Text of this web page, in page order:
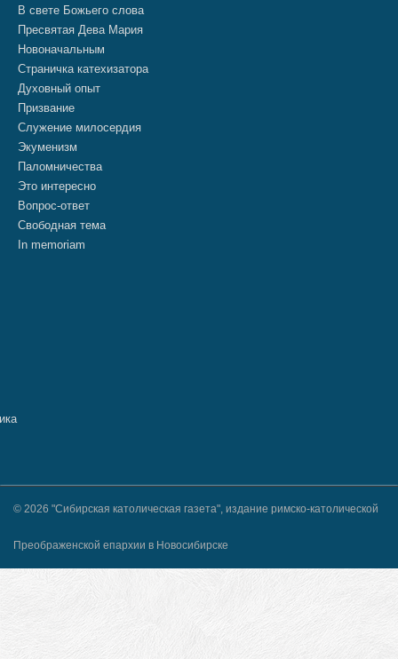
В свете Божьего слова
Пресвятая Дева Мария
Новоначальным
Страничка катехизатора
Духовный опыт
Призвание
Служение милосердия
Экуменизм
Паломничества
Это интересно
Вопрос-ответ
Свободная тема
In memoriam
© 2026 "Сибирская католическая газета", издание римско-католической
Преображенской епархии в Новосибирске